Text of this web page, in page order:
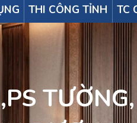
THI CÔNG TỈNH TC